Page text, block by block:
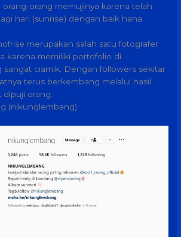
orang-orang memujinya karena telah
hari (sunrise) dengan baik haha.
merupakan salah satu fotografer
karena memiliki portofolio di
sangat ciamik. Dengan followers sekitar
terus berkembang melalui hasil
dipuji orang.
(nikunglembang)